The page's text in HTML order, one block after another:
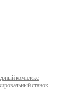
комплекс
станок